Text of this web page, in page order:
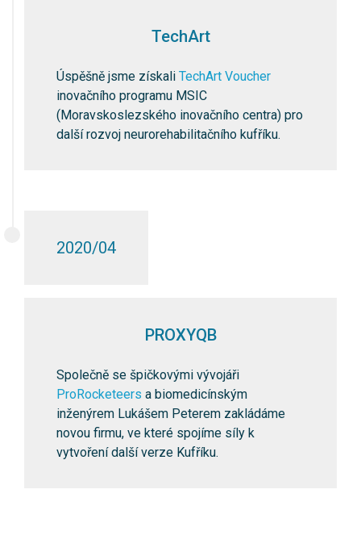
TechArt
Úspěšně jsme získali TechArt Voucher
inovačního programu MSIC
(Moravskoslezského inovačního centra) pro
další rozvoj neurorehabilitačního kufříku.
2020/04
PROXYQB
Společně se špičkovými vývojáři
ProRocketeers a biomedicínským
inženýrem Lukášem Peterem zakládáme
novou firmu, ve které spojíme síly k
vytvoření další verze Kufříku.